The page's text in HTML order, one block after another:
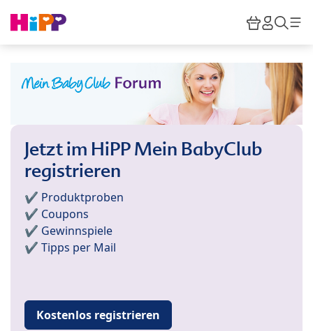
HiPP
Jetzt im HiPP Mein BabyClub
registrieren
✔️ Produktproben
✔️ Coupons
✔️ Gewinnspiele
✔️ Tipps per Mail
Kostenlos registrieren